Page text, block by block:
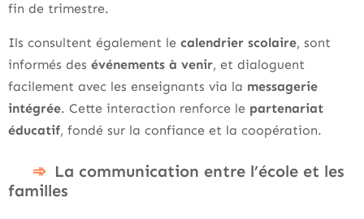
fin de trimestre.
Ils consultent également le calendrier scolaire, sont
informés des événements à venir, et dialoguent
facilement avec les enseignants via la messagerie
intégrée. Cette interaction renforce le partenariat
éducatif, fondé sur la confiance et la coopération.
La communication entre l’école et les
familles